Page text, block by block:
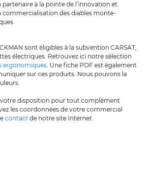
partenaire à la pointe de l’innovation et
commercialisation des diables monte-
sont éligibles à la subvention CARSAT,
électriques. Retrouvez ici notre sélection
ergonomiques. Une fiche PDF est également
sur ces produits. Nous pouvons la
votre disposition pour tout complément
les coordonnées de votre commercial
contact de notre site Internet.